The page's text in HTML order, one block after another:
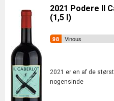
2021 Podere Il
(1,5 l)
Vinous
2021 er en af de
nogensinde